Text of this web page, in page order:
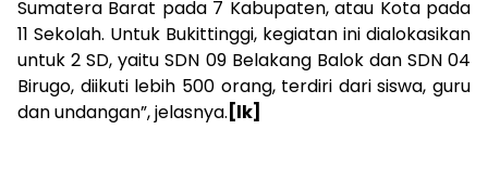
Sumatera Barat pada 7 Kabupaten, atau Kota pada
11 Sekolah. Untuk Bukittinggi, kegiatan ini dialokasikan
untuk 2 SD, yaitu SDN 09 Belakang Balok dan SDN 04
Birugo, diikuti lebih 500 orang, terdiri dari siswa, guru
dan undangan”, jelasnya. [lk]